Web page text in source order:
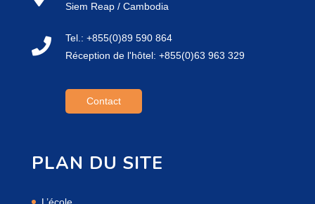
Siem Reap / Cambodia
Tel.: +855(0)89 590 864
Réception de l'hôtel: +855(0)63 963 329
Contact
PLAN DU SITE